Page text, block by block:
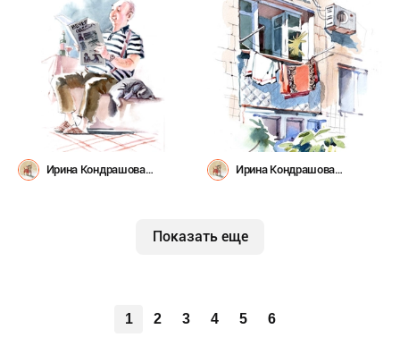
Ирина Кондрашова
Ирина Кондрашова
Показать еще
1 2 3 4 5 6